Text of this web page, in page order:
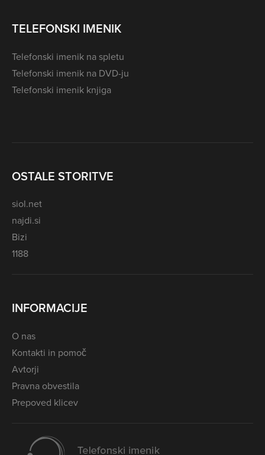
TELEFONSKI IMENIK
Telefonski imenik na spletu
Telefonski imenik na DVD-ju
Telefonski imenik knjiga
OSTALE STORITVE
siol.net
najdi.si
Bizi
1188
INFORMACIJE
O nas
Kontakti in pomoč
Avtorji
Pravna obvestila
Prepoved klicev